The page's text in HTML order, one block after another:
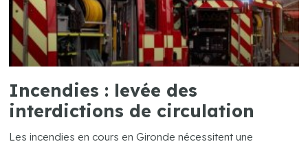
Incendies : levée des
interdictions de circulation
Les incendies en cours en Gironde nécessitent une